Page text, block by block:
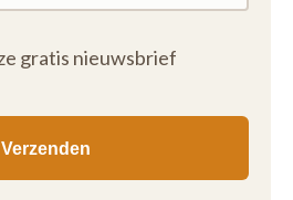
gratis nieuwsbrief